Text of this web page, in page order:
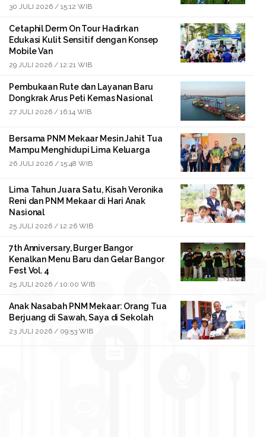
30 JULI 2026 / 15:12 WIB
Cetaphil Derm On Tour Hadirkan
Edukasi Kulit Sensitif dengan Konsep
Mobile Van
29 JULI 2026 / 12:21 WIB
Pembukaan Rute dan Layanan Baru
Dongkrak Arus Peti Kemas Nasional
27 JULI 2026 / 16:14 WIB
Bersama PNM Mekaar Mesin Jahit Tua
Mampu Menghidupi Lima Keluarga
26 JULI 2026 / 15:48 WIB
Lima Tahun Juara Satu, Kisah Veronika
Reni dan PNM Mekaar di Hari Anak
Nasional
25 JULI 2026 / 12:26 WIB
7th Anniversary, Burger Bangor
Kenalkan Menu Baru dan Gelar Bangor
Fest Vol. 4
25 JULI 2026 / 10:00 WIB
Anak Nasabah PNM Mekaar: Orang Tua
Berjuang di Sawah, Saya di Sekolah
23 JULI 2026 / 09:53 WIB